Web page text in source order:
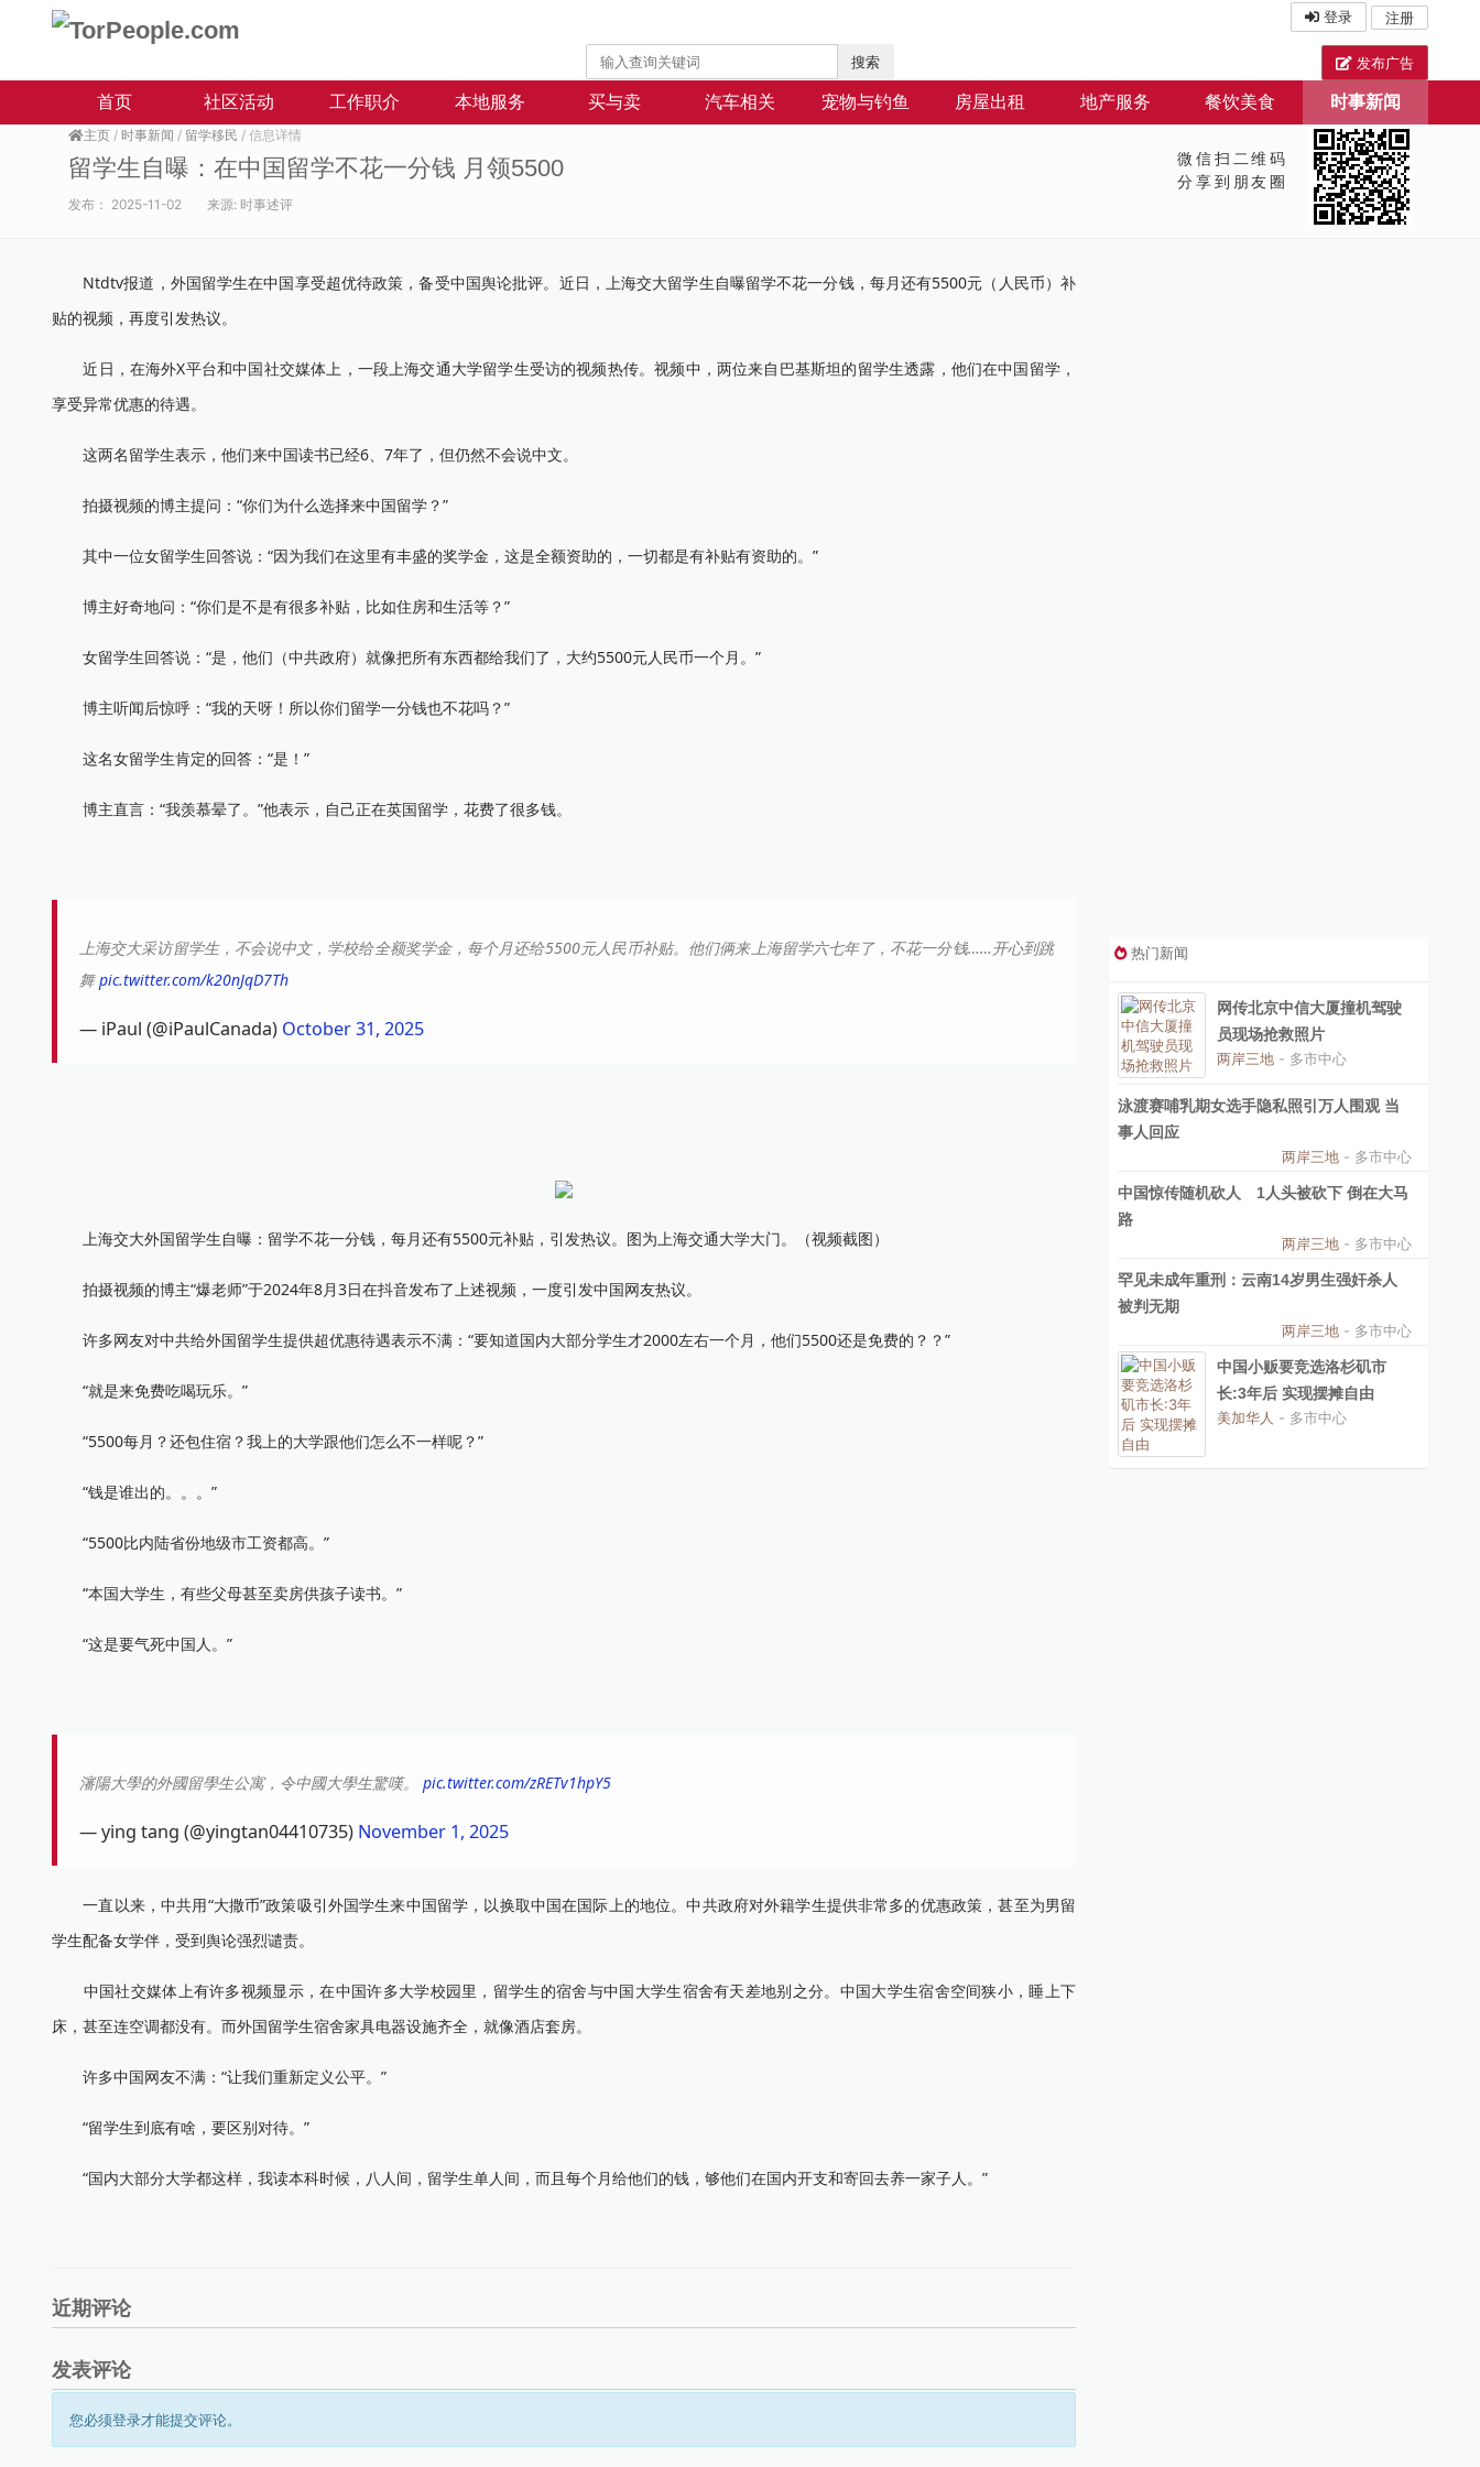
搜索
登录 注册
发布广告
首页 社区活动 工作职介 本地服务 买与卖 汽车相关 宠物与钓鱼 房屋出租 地产服务 餐饮美食 时事新闻
主页 / 时事新闻 / 留学移民 / 信息详情
留学生自曝：在中国留学不花一分钱 月领5500
发布： 2025-11-02 来源: 时事述评
微信扫二维码
分享到朋友圈
Ntdtv报道，外国留学生在中国享受超优待政策，备受中国舆论批评。近日，上海交大留学生自曝留学不花一分钱，每月还有5500元（人民币）补
贴的视频，再度引发热议。
近日，在海外X平台和中国社交媒体上，一段上海交通大学留学生受访的视频热传。视频中，两位来自巴基斯坦的留学生透露，他们在中国留学，
享受异常优惠的待遇。
这两名留学生表示，他们来中国读书已经6、7年了，但仍然不会说中文。
拍摄视频的博主提问：“你们为什么选择来中国留学？”
其中一位女留学生回答说：“因为我们在这里有丰盛的奖学金，这是全额资助的，一切都是有补贴有资助的。”
博主好奇地问：“你们是不是有很多补贴，比如住房和生活等？”
女留学生回答说：“是，他们（中共政府）就像把所有东西都给我们了，大约5500元人民币一个月。”
博主听闻后惊呼：“我的天呀！所以你们留学一分钱也不花吗？”
这名女留学生肯定的回答：“是！”
博主直言：“我羡慕晕了。”他表示，自己正在英国留学，花费了很多钱。
上海交大采访留学生，不会说中文，学校给全额奖学金，每个月还给5500元人民币补贴。他们俩来上海留学六七年了，不花一分钱……开心到跳
舞pic.twitter.com/k20nJqD7Th
— iPaul (@iPaulCanada) October 31, 2025
上海交大外国留学生自曝：留学不花一分钱，每月还有5500元补贴，引发热议。图为上海交通大学大门。（视频截图）
拍摄视频的博主“爆老师”于2024年8月3日在抖音发布了上述视频，一度引发中国网友热议。
许多网友对中共给外国留学生提供超优惠待遇表示不满：“要知道国内大部分学生才2000左右一个月，他们5500还是免费的？？”
“就是来免费吃喝玩乐。”
“5500每月？还包住宿？我上的大学跟他们怎么不一样呢？”
“钱是谁出的。。。”
“5500比内陆省份地级市工资都高。”
“本国大学生，有些父母甚至卖房供孩子读书。”
“这是要气死中国人。”
瀋陽大學的外國留學生公寓，令中國大學生驚嘆。 pic.twitter.com/zRETv1hpY5
— ying tang (@yingtan04410735) November 1, 2025
一直以来，中共用“大撒币”政策吸引外国学生来中国留学，以换取中国在国际上的地位。中共政府对外籍学生提供非常多的优惠政策，甚至为男留
学生配备女学伴，受到舆论强烈谴责。
中国社交媒体上有许多视频显示，在中国许多大学校园里，留学生的宿舍与中国大学生宿舍有天差地别之分。中国大学生宿舍空间狭小，睡上下
床，甚至连空调都没有。而外国留学生宿舍家具电器设施齐全，就像酒店套房。
许多中国网友不满：“让我们重新定义公平。”
“留学生到底有啥，要区别对待。”
“国内大部分大学都这样，我读本科时候，八人间，留学生单人间，而且每个月给他们的钱，够他们在国内开支和寄回去养一家子人。”
近期评论
发表评论
您必须登录才能提交评论。
热门新闻
网传北京中信大厦撞机驾驶
员现场抢救照片
两岸三地 - 多市中心
泳渡赛哺乳期女选手隐私照引万人围观 当
事人回应
两岸三地 - 多市中心
中国惊传随机砍人 1人头被砍下 倒在大马
路
两岸三地 - 多市中心
罕见未成年重刑：云南14岁男生强奸杀人
被判无期
两岸三地 - 多市中心
中国小贩要竞选洛杉矶市
长:3年后 实现摆摊自由
美加华人 - 多市中心